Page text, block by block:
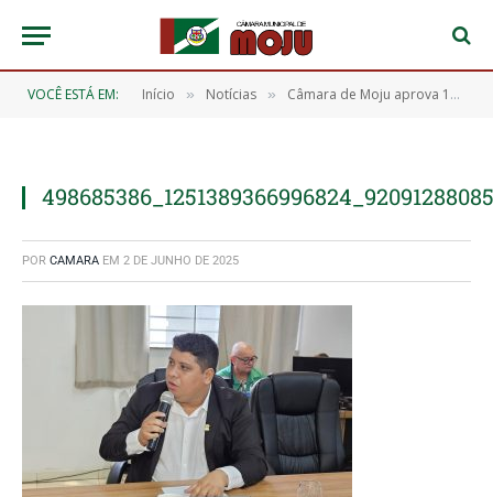
VOCÊ ESTÁ EM: Início » Notícias » Câmara de Moju aprova 11 importantes requerimentos durante a 12ª Sessão Ordinária
POR CAMARA EM 2 DE JUNHO DE 2025